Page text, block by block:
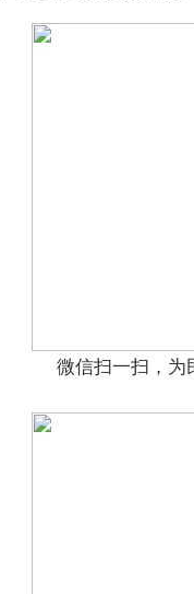
微信扫一扫，为